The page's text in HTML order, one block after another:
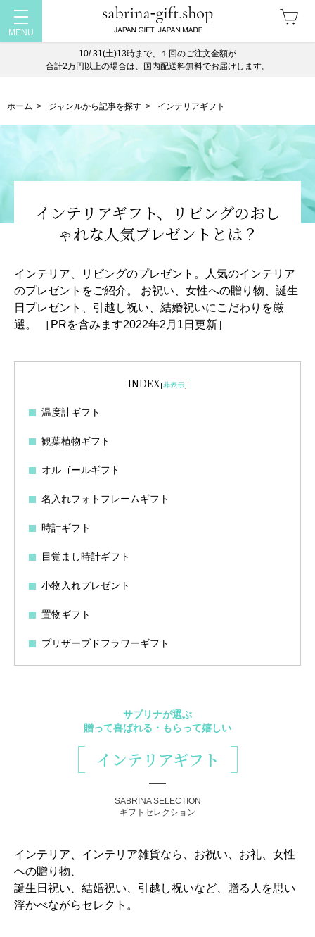
10/ 31(土)13時まで、１回のご注文金額が
合計2万円以上の場合は、国内配送料無料でお届けします。
ホーム > ジャンルから記事を探す > インテリアギフト
インテリアギフト、リビングのおし
ゃれな人気プレゼントとは？
インテリア、リビングのプレゼント。人気のインテリア
のプレゼントをご紹介。
お祝い、女性への贈り物、誕生
日プレゼント、引越し祝い、結婚祝いにこだわりを厳
選。
［PRを含みます2022年2月1日更新］
INDEX[非表示]
温度計ギフト
観葉植物ギフト
オルゴールギフト
名入れフォトフレームギフト
時計ギフト
目覚まし時計ギフト
小物入れプレゼント
置物ギフト
プリザーブドフラワーギフト
サブリナが選ぶ
贈って喜ばれる・もらって嬉しい
インテリアギフト
SABRINA SELECTION
ギフトセレクション
インテリア、インテリア雑貨なら、お祝い、お礼、女性
への贈り物、
誕生日祝い、結婚祝い、引越し祝いなど、贈る人を思い
浮かべながらセレクト。